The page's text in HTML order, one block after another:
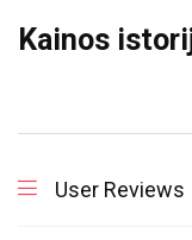
Kainos
User Reviews